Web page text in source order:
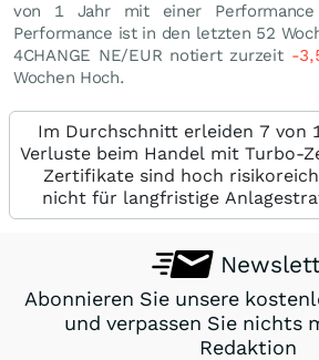
von 1 Jahr mit einer
Performance ist in den letzten 52
4CHANGE NE/EUR notiert zurzeit -
Wochen Hoch.
Im Durchschnitt erleiden 7 von
Verluste beim Handel mit Turbo-
Zertifikate sind hoch
nicht für langfristige
Abonnieren Sie unsere
und verpassen Sie nichts
Redaktion